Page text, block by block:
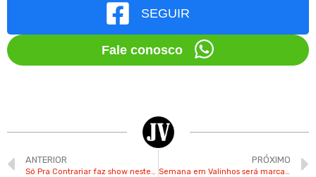
SEGUIR
Fale conosco
ANTERIOR
Só Pra Contrariar faz show neste domingo na Festa Julina de Valinhos
PRÓXIMO
Semana em Valinhos será marcada por frio e calor